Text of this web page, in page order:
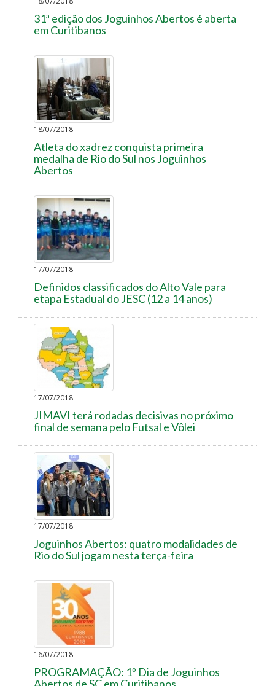
31ª edição dos Joguinhos Abertos é aberta
em Curitibanos
18/07/2018
Atleta do xadrez conquista primeira
medalha de Rio do Sul nos Joguinhos
Abertos
17/07/2018
Definidos classificados do Alto Vale para
etapa Estadual do JESC (12 a 14 anos)
17/07/2018
JIMAVI terá rodadas decisivas no próximo
final de semana pelo Futsal e Vôlei
17/07/2018
Joguinhos Abertos: quatro modalidades de
Rio do Sul jogam nesta terça-feira
16/07/2018
PROGRAMAÇÃO: 1º Dia de Joguinhos
Abertos de SC em Curitibanos